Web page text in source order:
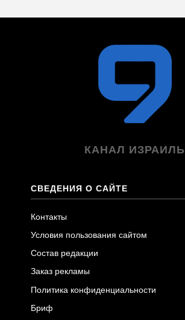
КАНАЛ ИЗРАИЛЬ
СВЕДЕНИЯ О САЙТЕ
Контакты
Условия пользования сайтом
Состав редакции
Заказ рекламы
Политика конфиденциальности
Бриф